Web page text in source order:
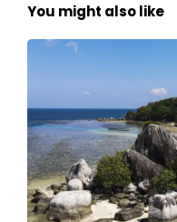
You might also like